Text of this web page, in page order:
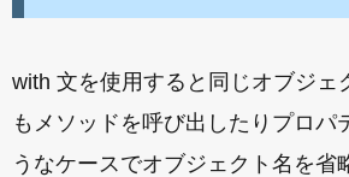
with 文を使用すると同じオブジェ
もメソッドを呼び出したりプロパ
うなケースでオブジェクト名を省